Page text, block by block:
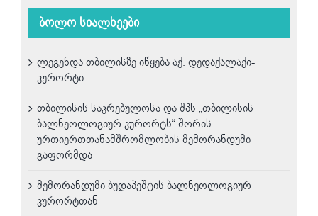
ბოლო სიალხეები
ლეგენდა თბილისზე იწყება აქ. დედაქალაქი-
კურორტი
თბილისის საკრებულოსა და შპს „თბილისის
ბალნეოლოგიურ კურორტს“ შორის
ურთიერთთანამშრომლობის მემორანდუმი
გაფორმდა
მემორანდუმი ბუდაპეშტის ბალნეოლოგიურ
კურორტთან